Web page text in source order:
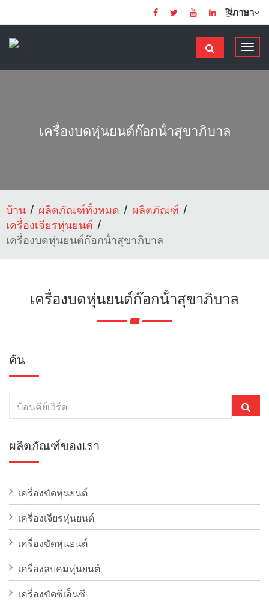
ภาษา
ส
เครื่องบดหุ่นยนต์ก๊อกน้ําสุขาภิบาล
บ้าน ผลิตภัณฑ์ทั้งหมด
ผลิตภัณฑ์
เครื่องเจียรหุ่นยนต์
เครื่องบดหุ่นยนต์ก๊อกน้ําสุขาภิบาล
เครื่องบดหุ่นยนต์ก๊อกน้ําสุขาภิบาล
ค้น
ผลิตภัณฑ์ของเรา
เครื่องขัดหุ่นยนต์
เครื่องเจียรหุ่นยนต์
เครื่องขัดหุ่นยนต์
เครื่องลบคมหุ่นยนต์
เครื่องขัดซีเอ็นซี